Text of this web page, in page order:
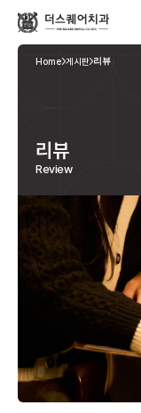
Home 게시판 리뷰
리뷰
Review